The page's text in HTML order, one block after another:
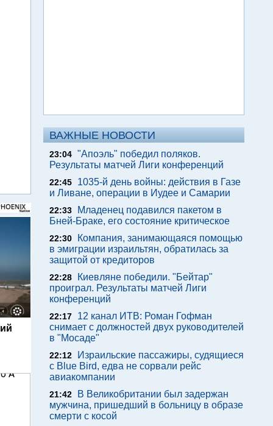
ВАЖНЫЕ НОВОСТИ
23:04 "Апоэль" победил поляков.
Результаты матчей Лиги конференций
22:45
1035-й день войны: действия в Газе
и Ливане, операции в Иудее и Самарии
22:33
Младенец подавился пакетом в
Бней-Браке, его состояние критическое
22:30
Компания, занимающаяся помощью
в эмиграции израильтян, обратилась за
защитой от кредиторов
22:28
Киевляне победили. "Бейтар"
проиграл. Результаты матчей Лиги
конференций
22:17
12 канал ИТВ: Роман Гофман
снимает с должностей двух руководителей
в "Мосаде"
22:12
Израильские пассажиры, судящиеся
с Blue Bird, едва не сорвали рейс
авиакомпании
21:42
В Великобритании был задержан
мужчина, пришедший в больницу в образе
смерти с косой